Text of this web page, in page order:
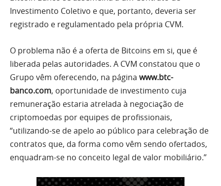
Investimento Coletivo e que, portanto, deveria ser
registrado e regulamentado pela própria CVM.
O problema não é a oferta de Bitcoins em si, que é
liberada pelas autoridades. A CVM constatou que o
Grupo vêm oferecendo, na página www.btc-
banco.com, oportunidade de investimento cuja
remuneração estaria atrelada à negociação de
criptomoedas por equipes de profissionais,
“utilizando-se de apelo ao público para celebração de
contratos que, da forma como vêm sendo ofertados,
enquadram-se no conceito legal de valor mobiliário.”